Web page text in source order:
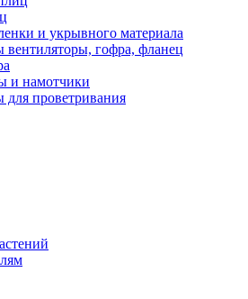
и укрывного материала
гофра, фланец
и намотчики
для проветривания